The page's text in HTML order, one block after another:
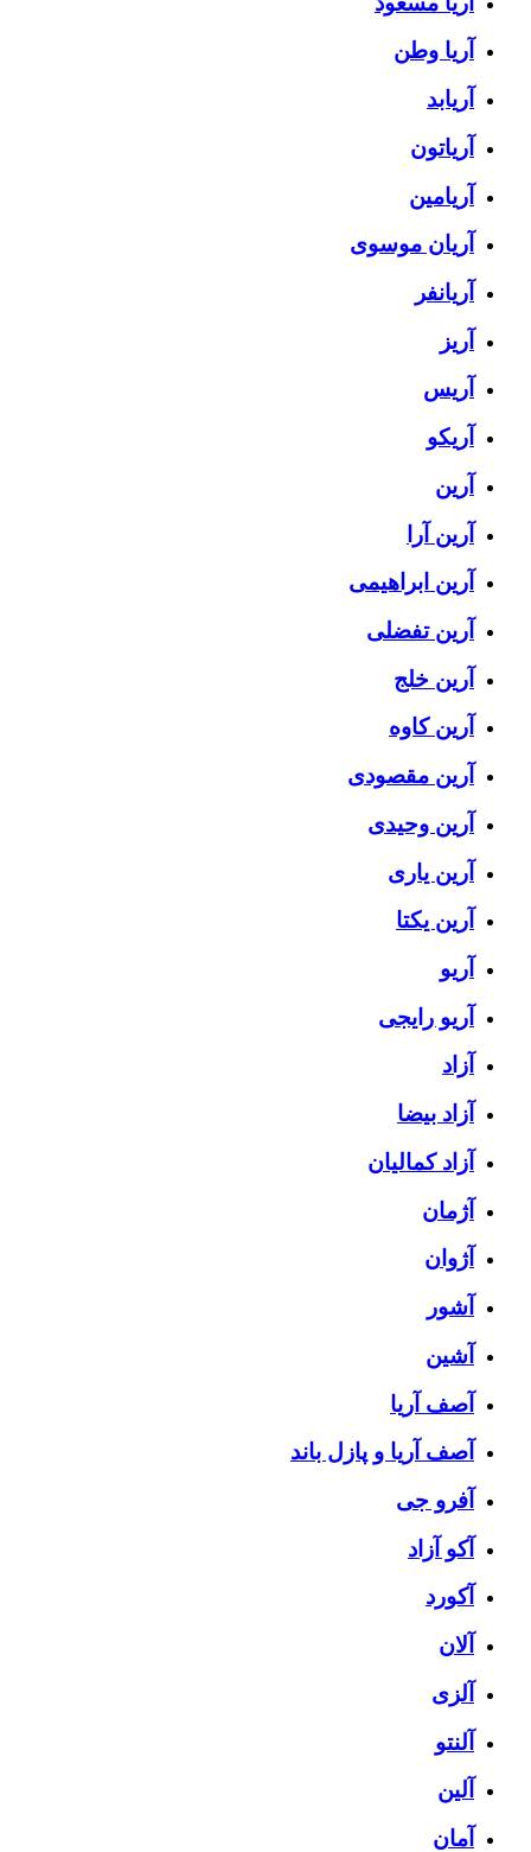
آریا وطن
آریابد
آریاتون
آریامین
آریان موسوی
آریانفر
آریز
آریس
آریکو
آرین
آرین آرا
آرین ابراهیمی
آرین تفضلی
آرین خلج
آرین کاوه
آرین مقصودی
آرین وحیدی
آرین یاری
آرین یکتا
آریو
آریو رایجی
آزاد
آزاد بیضا
آزاد کمالیان
آژمان
آژوان
آشور
آشین
آصف آریا
آصف آریا و پازل باند
آفرو جی
آکو آزاد
آکورد
آلان
آلزی
آلنتو
آلین
آمان